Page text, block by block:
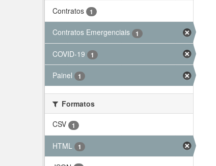
Contratos 1
Contratos Emergenciais 1
COVID-19 1
Painel 1
Formatos
CSV
1
HTML 1